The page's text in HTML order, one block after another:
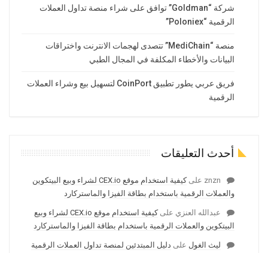
شركة “Goldman” توافق على شراء منصة تداول العملات
الرقمية “Poloniex”
منصة “MediChain” تتصدى لهجمات الانترنت واختراقات
البيانات والأخطاء المكلفة في المجال الطبي
فريق عربي يطور تطبيق CoinPort لتسهيل بيع وشراء العملات
الرقمية
أحدث التعليقات
znzn على
كيفية استخدام موقع CEX.io لشراء وبيع البيتكوين
والعملات الرقمية باستخدام بطاقة الفيزا والماستركارد
عبدالله العنزي على
كيفية استخدام موقع CEX.io لشراء وبيع
البيتكوين والعملات الرقمية باستخدام بطاقة الفيزا والماستركارد
ليث الغول على دليل المبتدئين لمنصة تداول العملات الرقمية